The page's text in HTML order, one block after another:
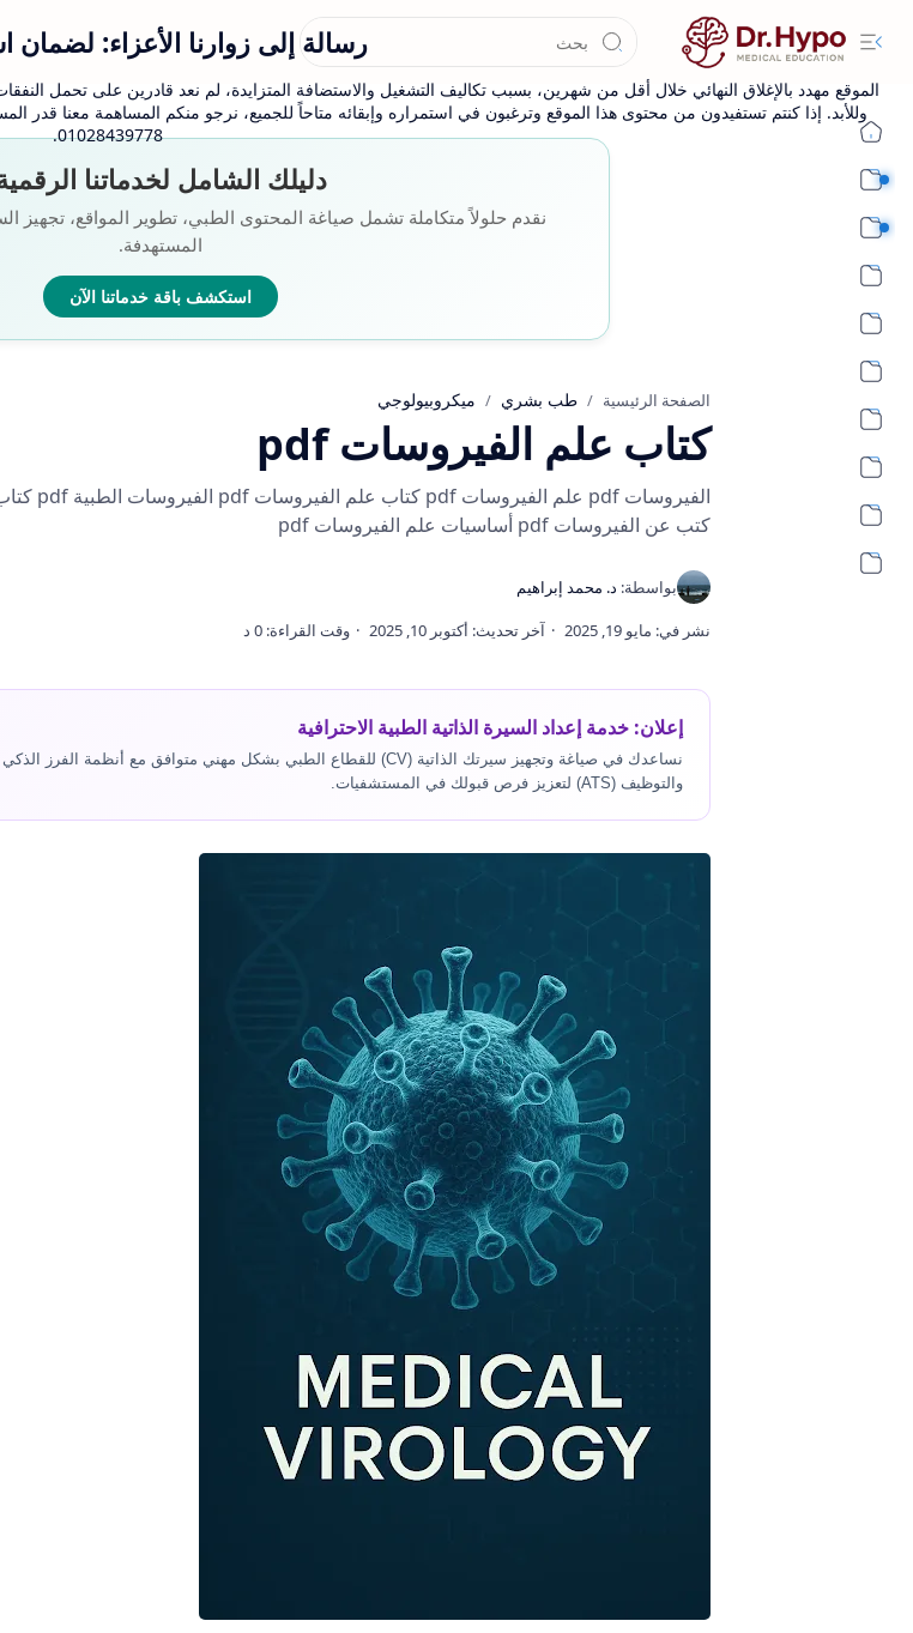
رسالة إلى زوارنا الأعزاء: لضمان
الموقع مهدد بالإغلاق النهائي خلال أقل من شهرين، بسبب تكاليف التشغيل والاستضافة المتزايدة، لم نعد قادرين على تحمل
وللأبد. إذا كنتم تستفيدون من محتوى هذا الموقع وترغبون في استمراره وإبقائه متاحاً للجميع، نرجو منكم المساهمة معنا قدر
01028439778.
دليلك الشامل لخدماتنا
نقدم حلولاً متكاملة تشمل صياغة المحتوى الطبي، تطوير المواقع، تجهيز
المستهدفة.
استكشف باقة خدماتنا الآن
الصفحة الرئيسية طب بشري ميكروبيولوجي
كتاب علم الفيروسات pdf
كتب عن الفيروسات pdf أساسيات علم الفيروسات pdf
إعلان: خدمة إعداد السيرة الذاتية الطبية الاحترافية
نساعدك في صياغة وتجهيز سيرتك الذاتية (CV) للقطاع الطبي بشكل مهني متوافق مع أنظمة الفرز الذكي
والتوظيف (ATS) لتعزيز فرص قبولك في المستشفيات.